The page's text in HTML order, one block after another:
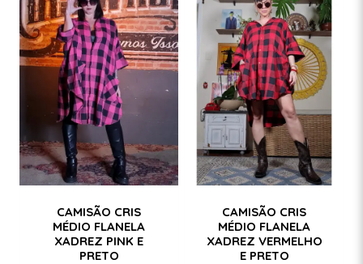
CAMISÃO CRIS
MÉDIO FLANELA
XADREZ PINK E
PRETO
CAMISÃO CRIS
MÉDIO FLANELA
XADREZ VERMELHO
E PRETO